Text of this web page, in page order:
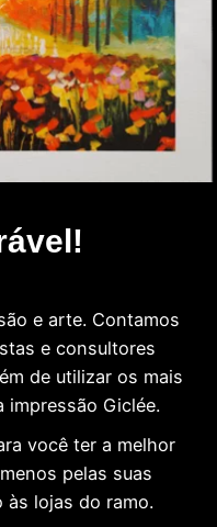
e arte. Contamos
e consultores
de utilizar os mais
impressão Giclée.
você ter a melhor
pelas suas
às lojas do ramo.